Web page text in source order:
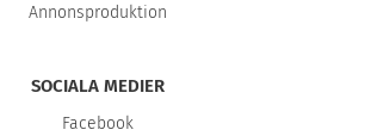
Annonsproduktion
SOCIALA MEDIER
Facebook